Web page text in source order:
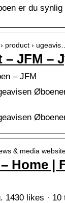
er du
product › ugeavis…
JFM –
– JFM
& media
Home |
1430 likes ·